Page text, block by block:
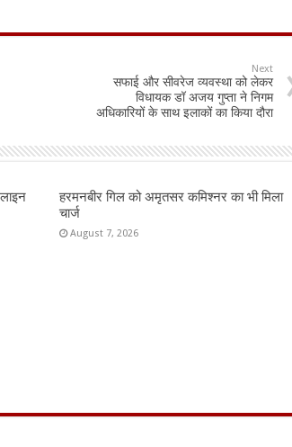
Next
सफाई और सीवरेज व्यवस्था को लेकर
विधायक डॉ अजय गुप्ता ने निगम
अधिकारियों के साथ इलाकों का किया दौरा
हरमनबीर गिल को अमृतसर कमिश्नर का भी मिला
चार्ज
August 7, 2026